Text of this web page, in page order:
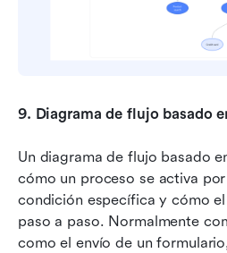
9. Diagrama de flujo basado
Un diagrama de flujo basado
cómo un proceso se activa
condición específica y cómo
paso a paso. Normalmente
como el envío de un